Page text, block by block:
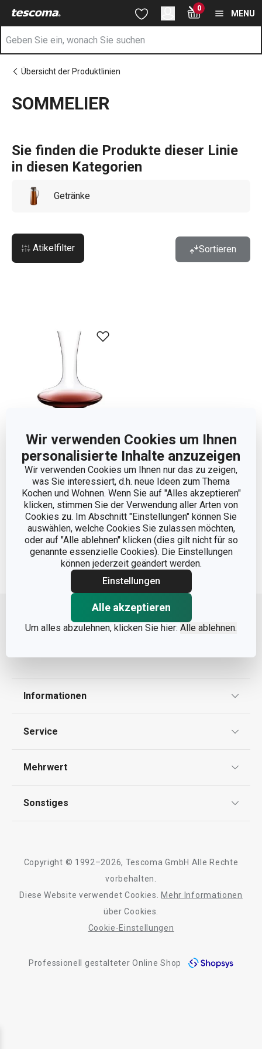
Wir verwenden Cookies um Ihnen
personalisierte Inhalte anzuzeigen
Wir verwenden Cookies um Ihnen nur das zu zeigen,
was Sie interessiert, d.h. neue Ideen zum Thema
Kochen und Wohnen. Wenn Sie auf "Alles akzeptieren"
klicken, stimmen Sie der Verwendung aller Arten von
Cookies zu. Im Abschnitt "Einstellungen" können Sie
auswählen, welche Cookies Sie zulassen möchten,
oder auf "Alle ablehnen" klicken (dies gilt nicht für so
genannte essenzielle Cookies). Die Einstellungen
können jederzeit geändert werden.
Einstellungen
Alle akzeptieren
Um alles abzulehnen, klicken Sie hier: Alle ablehnen.
Sie befinden sich auf der SOMMELIER Seite
Zum Hauptinhalt springen
Zur Suche springen
Zur Navigation springen 0
MENU
Übersicht der Produktlinien
SOMMELIER
Sie finden die Produkte dieser Linie
in diesen Kategorien
Getränke
Atikelfilter Sortieren
Dekanter SOMMELIER,
1.5 l
29,90 €
Auf Lager
Warenkorb
Nach oben
Informationen
Impressum
Service
Kontaktformular
Mehrwert
Qualität
Sonstiges
Barrierefreiheit
Copyright © 1992–2026, Tescoma GmbH Alle Rechte
vorbehalten.
Diese Website verwendet Cookies.
Mehr Informationen
über Cookies.
Cookie-Einstellungen
Professionell gestalteter Online Shop